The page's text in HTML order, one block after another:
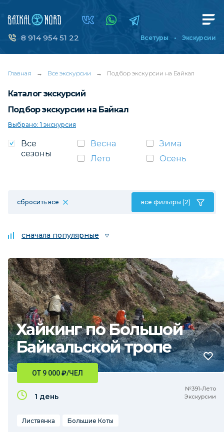
8 914 954 51 22 Все туры Экскурсии
Главная → Все экскурсии → Подбор экскурсии на Байкал
Каталог экскурсий
Подбор экскурсии на Байкал
Выбрано: 1 экскурсия
Все
сезоны
Весна
Зима
Лето
Осень
сбросить все все фильтры (2)
сначала популярные
Хайкинг по Большой
Байкальской тропе
№391•Лето
Экскурсии
ОТ 9 000₽/ЧЕЛ
1 день
Листвянка Большие Коты